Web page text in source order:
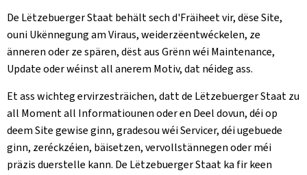
De Lëtzebuerger Staat behält sech d'Fräiheet vir, dëse Site,
ouni Ukënnegung am Viraus, weiderzëentwéckelen, ze
änneren oder ze spären, dëst aus Grënn wéi Maintenance,
Update oder wéinst all anerem Motiv, dat néideg ass.
Et ass wichteg ervirzesträichen, datt de Lëtzebuerger Staat zu
all Moment all Informatiounen oder en Deel dovun, déi op
deem Site gewise ginn, gradesou wéi Servicer, déi ugebuede
ginn, zeréckzéien, bäisetzen, vervollstännegen oder méi
präzis duerstelle kann. De Lëtzebuerger Staat ka fir keen